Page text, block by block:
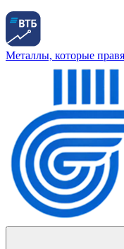
Металлы, которые